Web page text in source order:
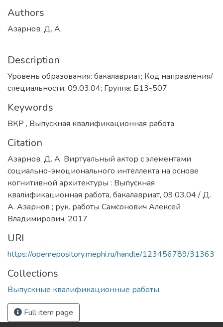
Authors
Азарнов, Д. А.
Description
Уровень образования: бакалавриат; Код направления/
специальности: 09.03.04; Группа: Б13-507
Keywords
ВКР , Выпускная квалификационная работа
Citation
Азарнов, Д. А. Виртуальный актор с элементами
социально-эмоционального интеллекта на основе
когнитивной архитектуры : Выпускная
квалификационная работа, бакалавриат, 09.03.04 / Д.
А. Азарнов ; рук. работы Самсонович Алексей
Владимирович, 2017
URI
https://openrepository.mephi.ru/handle/123456789/31363
Collections
Выпускные квалификационные работы
Full item page